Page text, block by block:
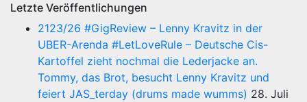
Letzte Veröffentlichungen
2123/26 #GigReview – Lenny Kravitz in der
UBER-Arenda #LetLoveRule – Deutsche Cis-
Kartoffel zieht nochmal die Lederjacke an.
Tommy, das Brot, besucht Lenny Kravitz und
feiert JAS_terday (drums made wumms) 28. Juli